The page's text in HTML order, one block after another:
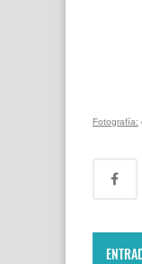
Fotografía: